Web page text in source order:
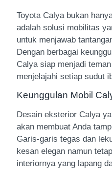
Toyota Calya bukan
adalah solusi mobilitas
untuk menjawab
Dengan berbagai
Calya siap menjadi
menjelajahi setiap sudut
Keunggulan Mobil
Desain eksterior Calya
akan membuat Anda
Garis-garis tegas dan
kesan elegan namun
interiornya yang lapang